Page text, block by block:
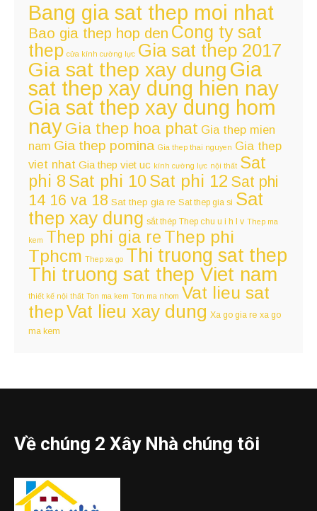
Bang gia sat thep moi nhat
Bao gia thep hop den Cong ty sat
thep cửa kính cường lực Gia sat thep 2017
Gia sat thep xay dung Gia
sat thep xay dung hien nay
Gia sat thep xay dung hom
nayGia thep hoa phat Gia thep mien
nam Gia thep pomina Gia thep thai nguyen Gia thep
viet nhat Gia thep viet uc kính cường lực nội thất Sat
phi 8 Sat phi 10Sat phi 12 Sat phi
14 16 va 18 Sat thep gia re Sat thep gia si Sat
thep xay dung sắt thép Thep chu u i h l v Thep ma
kem Thep phi gia re Thep phi
Tphcm Thep xa go Thi truong sat thep
Thi truong sat thep Viet nam
thiết kế nội thất Ton ma kem Ton ma nhom Vat lieu sat
thepVat lieu xay dung Xa go gia re xa go
ma kem
Về chúng 2 Xây Nhà chúng tôi